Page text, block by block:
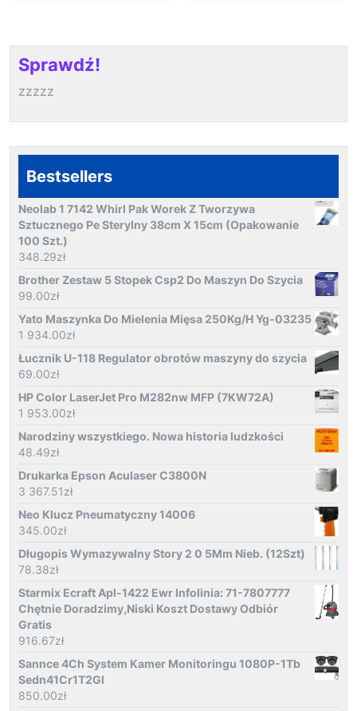
Sprawdź!
zzzzz
Bestsellers
Neolab 1 7142 Whirl Pak Worek Z Tworzywa
Sztucznego Pe Sterylny 38cm X 15cm (Opakowanie
100 Szt.)
348.29zł
Brother Zestaw 5 Stopek Csp2 Do Maszyn Do Szycia
99.00zł
Yato Maszynka Do Mielenia Mięsa 250Kg/H Yg-03235
1 934.00zł
Łucznik U-118 Regulator obrotów maszyny do szycia
69.00zł
HP Color LaserJet Pro M282nw MFP (7KW72A)
1 953.00zł
Narodziny wszystkiego. Nowa historia ludzkości
48.49zł
Drukarka Epson Aculaser C3800N
3 367.51zł
Neo Klucz Pneumatyczny 14006
345.00zł
Długopis Wymazywalny Story 2 0 5Mm Nieb. (12Szt)
78.38zł
Starmix Ecraft Apl-1422 Ewr Infolinia: 71-7807777
Chętnie Doradzimy,Niski Koszt Dostawy Odbiór
Gratis
916.67zł
Sannce 4Ch System Kamer Monitoringu 1080P-1Tb
Sedn41Cr1T2Gl
850.00zł